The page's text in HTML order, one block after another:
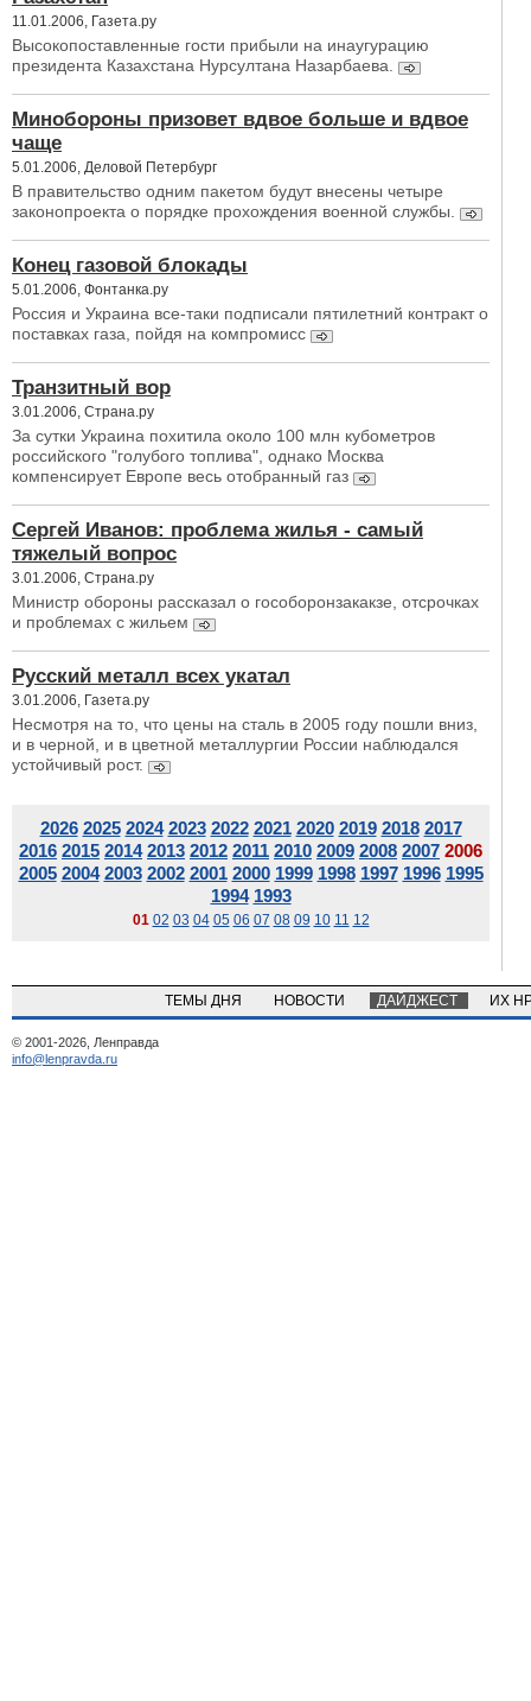
11.01.2006, Газета.ру
Высокопоставленные гости прибыли на инаугурацию
президента Казахстана Нурсултана Назарбаева.
Минобороны призовет вдвое больше и вдвое
чаще
5.01.2006, Деловой Петербург
В правительство одним пакетом будут внесены четыре
законопроекта о порядке прохождения военной службы.
Конец газовой блокады
5.01.2006, Фонтанка.ру
Россия и Украина все-таки подписали пятилетний контракт о
поставках газа, пойдя на компромисс
Транзитный вор
3.01.2006, Страна.ру
За сутки Украина похитила около 100 млн кубометров
российского "голубого топлива", однако Москва
компенсирует Европе весь отобранный газ
Сергей Иванов: проблема жилья - самый
тяжелый вопрос
3.01.2006, Страна.ру
Министр обороны рассказал о гособоронзакакзе, отсрочках
и проблемах с жильем
Русский металл всех укатал
3.01.2006, Газета.ру
Несмотря на то, что цены на сталь в 2005 году пошли вниз,
и в черной, и в цветной металлургии России наблюдался
устойчивый рост.
2026 2025 2024 2023 2022 2021 2020 2019 2018 2017
2016 2015 2014 2013 2012 2011 2010 2009 2008 2007 2006
2005 2004 2003 2002 2001 2000 1999 1998 1997 1996 1995
1994 1993
01 02 03 04 05 06 07 08 09 10 11 12
ТЕМЫ ДНЯ НОВОСТИ ДАЙДЖЕСТ ИХ
© 2001-2026, Ленправда
info@lenpravda.ru